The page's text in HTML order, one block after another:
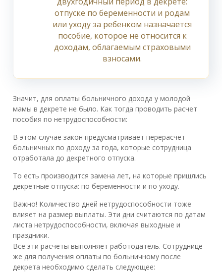
отпуске по беременности и родам
или уходу за ребенком назначается
пособие, которое не относится к
доходам, облагаемым страховыми
взносами.
Значит, для оплаты больничного дохода у молодой
мамы в декрете не было. Как тогда проводить расчет
пособия по нетрудоспособности:
В этом случае закон предусматривает перерасчет
больничных по доходу за года, которые сотрудница
отработала до декретного отпуска.
То есть производится замена лет, на которые пришлись
декретные отпуска: по беременности и по уходу.
Важно! Количество дней нетрудоспособности тоже
влияет на размер выплаты. Эти дни считаются по датам
листа нетрудоспособности, включая выходные и
праздники.
Все эти расчеты выполняет работодатель. Сотруднице
же для получения оплаты по больничному после
декрета необходимо сделать следующее: